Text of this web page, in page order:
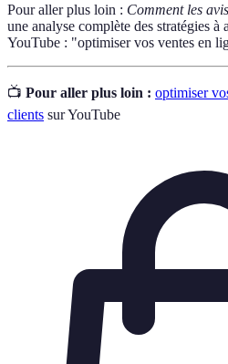
Pour aller plus loin : Comment les
une analyse complète des stratégies à
YouTube : "optimiser vos ventes en
📺 Pour aller plus loin : optimiser
clients sur YouTube